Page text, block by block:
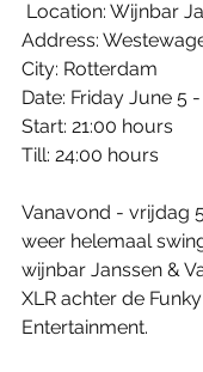
Address:
City: Rotterdam
Date: Friday June 5
Start: 21:00 hours
Till: 24:00 hours
Vanavond - vrijdag
weer helemaal
wijnbar Janssen &
XLR achter de
Entertainment.